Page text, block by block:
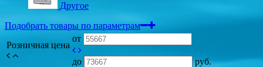
Другое
Подобрать товары по параметрам
Розничная цена
от
до
руб.